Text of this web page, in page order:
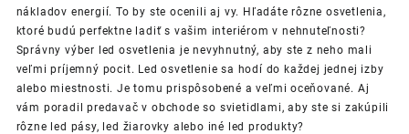
nákladov energií. To by ste ocenili aj vy. Hľadáte rôzne osvetlenia,
ktoré budú perfektne ladiť s vašim interiérom v nehnuteľnosti?
Správny výber led osvetlenia je nevyhnutný, aby ste z neho mali
veľmi príjemný pocit. Led osvetlenie sa hodí do každej jednej izby
alebo miestnosti. Je tomu prispôsobené a veľmi oceňované. Aj
vám poradil predavač v obchode so svietidlami, aby ste si zakúpili
rôzne led pásy, led žiarovky alebo iné led produkty?